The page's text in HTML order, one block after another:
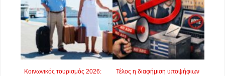
Κοινωνικός τουρισμός 2026:
Τέλος η διαφήμιση υποψήφιων